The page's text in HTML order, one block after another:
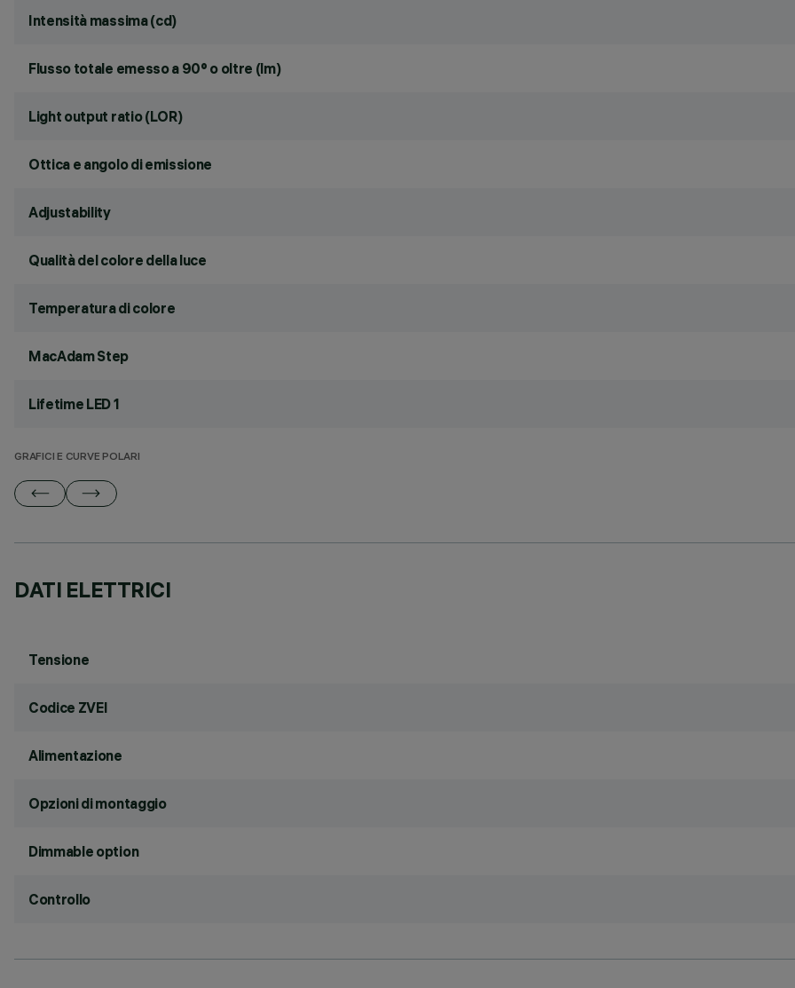
Intensità massima (cd)
Flusso totale emesso a 90° o oltre (lm)
Light output ratio (LOR)
Ottica e angolo di emissione
Adjustability
Qualità del colore della luce
Temperatura di colore
MacAdam Step
Lifetime LED 1
GRAFICI E CURVE POLARI
DATI ELETTRICI
Tensione
Codice ZVEI
Alimentazione
Opzioni di montaggio
Dimmable option
Controllo